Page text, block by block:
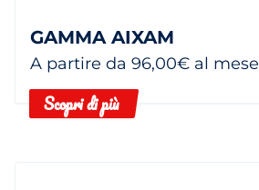
GAMMA AIXAM
A partire da 96,00€ al mese
Scopri di più